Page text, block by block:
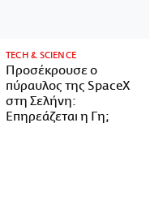
ΤECH & SCIENCE
Προσέκρουσε ο
πύραυλος της SpaceX
στη Σελήνη:
Επηρεάζεται η Γη;